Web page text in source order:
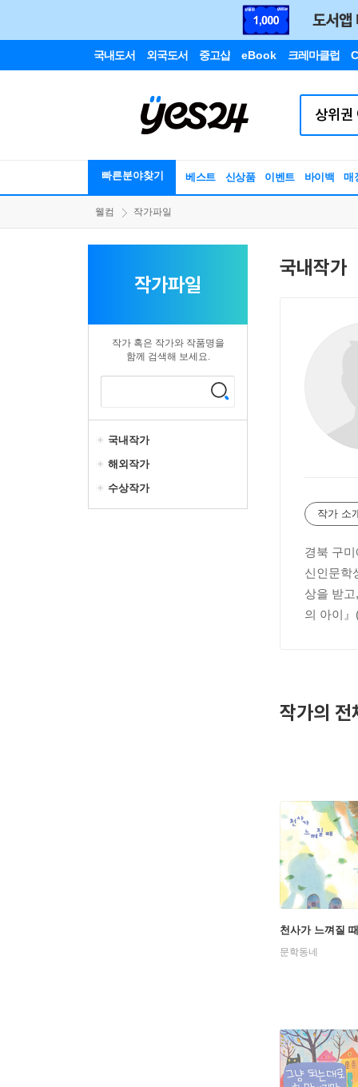
국내도서 외국도서 중고샵 eBook 크레마클럽
빠른분야찾기 베스트 신상품 이벤트 바이백 매
웰컴 작가파일
작가파일
작가 혹은 작가와 작품명을
함께 검색해 보세요.
국내작가
해외작가
수상작가
국내작가
작가 소
경북 구
신인문학
상을 받
의 아이
작가의 전
천사가 느껴질 때
문학동네